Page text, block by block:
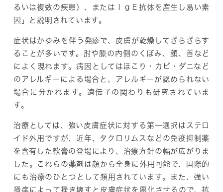
るいは複数の疾患）、またはＩｇＥ抗体を産生し易い素
因」と説明されています。
症状はかゆみを伴う発疹で、皮膚が乾燥してざらざらす
ることが多いです。肘や膝の内側のくぼみ、顔、首など
によく現れます。病因としてはほこり・カビ・ダニなど
のアレルギーによる場合と、アレルギーが認められない
場合に分かれます。遺伝子の関わりも研究されていま
す。
治療としては、強い皮膚症状に対する第一選択はステロ
イド外用ですが、近年、タクロリムスなどの免疫抑制薬
を含有した軟膏の登場により、治療方針の幅が広がりま
した。これらの薬剤は顔から全身に外用可能で、国際的
にも治療のひとつとして頻用されています。また、強い
掻痒によって掻き壊すと皮膚症状を悪化させるので、抗